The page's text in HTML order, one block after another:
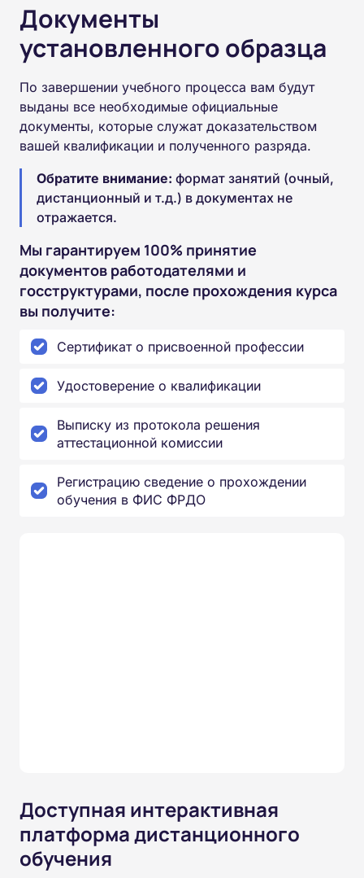
Документы
установленного образца
По завершении учебного процесса вам будут
выданы все необходимые официальные
документы, которые служат доказательством
вашей квалификации и полученного разряда.
Обратите внимание: формат занятий (очный,
дистанционный и т.д.) в документах не
отражается.
Мы гарантируем 100% принятие
документов работодателями и
госструктурами, после прохождения курса
вы получите:
Сертификат о присвоенной профессии
Удостоверение о квалификации
Выписку из протокола решения
аттестационной комиссии
Регистрацию сведение о прохождении
обучения в ФИС ФРДО
Доступная интерактивная
платформа дистанционного
обучения